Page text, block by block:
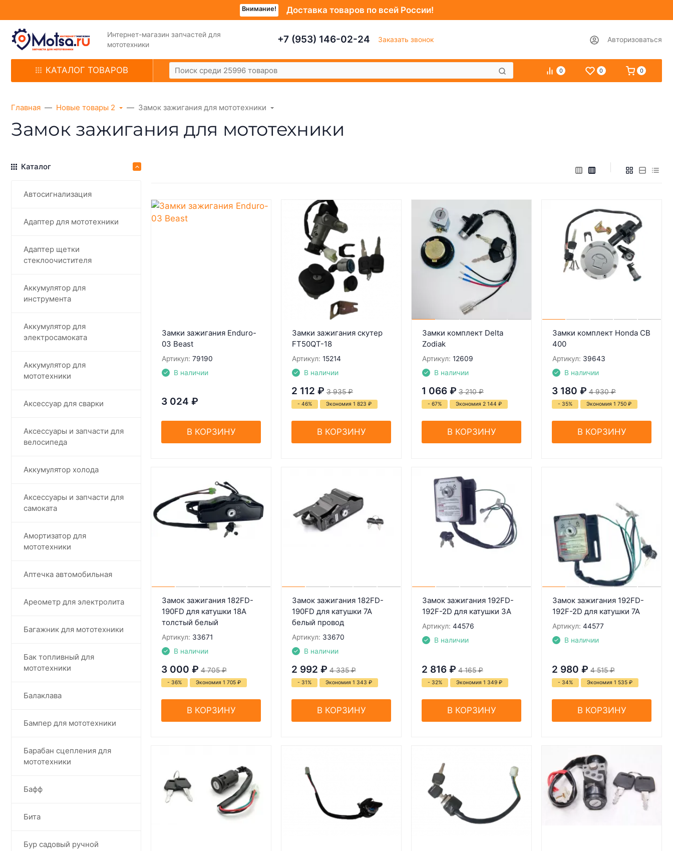
Внимание! Доставка товаров по всей России!
Интернет-магазин запчастей для
мототехники
+7 (953) 146-02-24 Заказать звонок Авторизоваться
КАТАЛОГ ТОВАРОВ 0 0 0
Главная Новые товары 2 Замок зажигания для мототехники
Замок зажигания для мототехники
Каталог
Автосигнализация
Адаптер для мототехники
Адаптер щетки
стеклоочистителя
Аккумулятор для
инструмента
Аккумулятор для
электросамоката
Аккумулятор для
мототехники
Аксессуар для сварки
Аксессуары и запчасти для
велосипеда
Аккумулятор холода
Аксессуары и запчасти для
самоката
Амортизатор для
мототехники
Аптечка автомобильная
Ареометр для электролита
Багажник для мототехники
Бак топливный для
мототехники
Балаклава
Бампер для мототехники
Барабан сцепления для
мототехники
Бафф
Бита
Бур садовый ручной
Замки зажигания Enduro-
03 Beast
Артикул: 79190
В наличии
3 024 ₽
В КОРЗИНУ
Замки зажигания скутер
FT50QT-18
Артикул: 15214
В наличии
2 112 ₽ 3 935 ₽
- 46% Экономия 1 823 ₽
В КОРЗИНУ
Замки комплект Delta
Zodiak
Артикул: 12609
В наличии
1 066 ₽ 3 210 ₽
- 67% Экономия 2 144 ₽
В КОРЗИНУ
Замки комплект Honda CB
400
Артикул: 39643
В наличии
3 180 ₽ 4 930 ₽
- 35% Экономия 1 750 ₽
В КОРЗИНУ
Замок зажигания 182FD-
190FD для катушки 18А
толстый белый
Артикул: 33671
В наличии
3 000 ₽ 4 705 ₽
- 36% Экономия 1 705 ₽
В КОРЗИНУ
Замок зажигания 182FD-
190FD для катушки 7А
белый провод
Артикул: 33670
В наличии
2 992 ₽ 4 335 ₽
- 31% Экономия 1 343 ₽
В КОРЗИНУ
Замок зажигания 192FD-
192F-2D для катушки 3А
Артикул: 44576
В наличии
2 816 ₽ 4 165 ₽
- 32% Экономия 1 349 ₽
В КОРЗИНУ
Замок зажигания 192FD-
192F-2D для катушки 7А
Артикул: 44577
В наличии
2 980 ₽ 4 515 ₽
- 34% Экономия 1 535 ₽
В КОРЗИНУ